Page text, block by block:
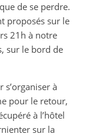
de se perdre.
proposés sur le
21h à notre
sur le bord de
s’organiser à
pour le retour,
à l’hôtel
sur la